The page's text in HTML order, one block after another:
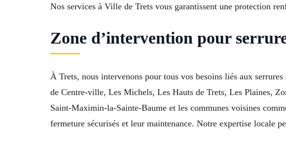
Nos services à Ville de Trets vous garantissent une protection
Zone d’intervention pour
À Trets, nous intervenons pour tous vos besoins liés aux
de Centre-ville, Les Michels, Les Hauts de Trets, Les Plaines,
Saint-Maximin-la-Sainte-Baume et les communes voisines
fermeture sécurisés et leur maintenance. Notre expertise locale